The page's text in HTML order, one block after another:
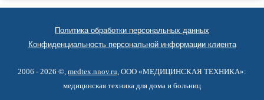
Политика обработки персональных данных
Конфиденциальность персональной информации клиента
2006 - 2026 ©, medtex.nnov.ru, ООО «МЕДИЦИНСКАЯ ТЕХНИКА»:
медицинская техника для дома и больниц